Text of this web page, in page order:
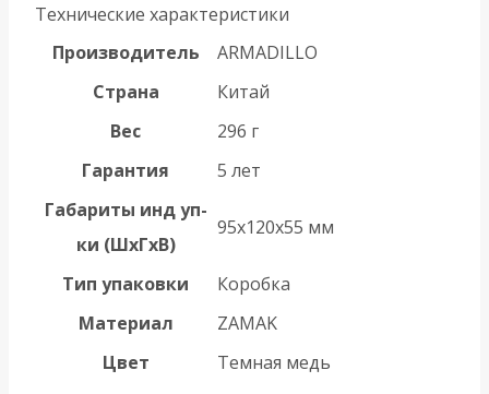
Технические характеристики
Производитель
ARMADILLO
Страна
Китай
Вес
296 г
Гарантия
5 лет
Габариты инд уп-
ки (ШхГхВ)
95x120x55 мм
Тип упаковки
Коробка
Материал
ZAMAK
Цвет
Темная медь